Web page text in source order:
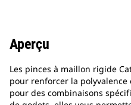
Aperçu
Les pinces à maillon rigide
pour renforcer la polyvalence
pour des combinaisons